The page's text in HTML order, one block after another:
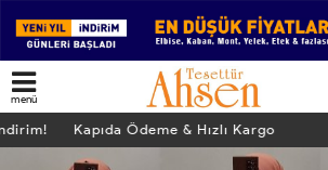
menü
Kapıda Ödeme & Hızlı Kargo